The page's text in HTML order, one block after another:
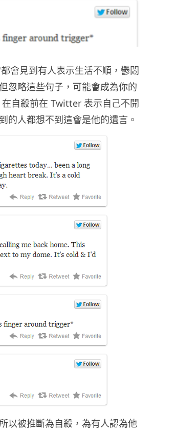
會見到有人表示生活不順，鬱悶
忽略這些句子，可能會成為你的
自殺前在 Twitter 表示自己不開
的人都想不到這會是他的遺言。
以被推斷為自殺，為有人認為他